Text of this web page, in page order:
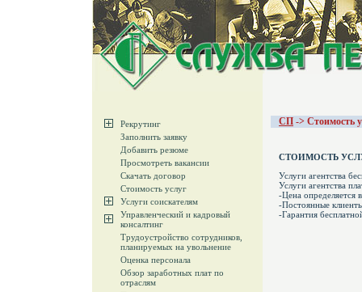
Рекрутинг
Заполнить заявку
Добавить резюме
Просмотреть вакансии
Скачать договор
Стоимость услуг
Услуги соискателям
Управленческий и кадровый
консалтинг
Трудоустройство сотрудников,
планируемых на увольнение
Оценка персонала
Обзор заработных плат по
отраслям
СП -> Стоимость
СТОИМОСТЬ
Услуги агентства
Услуги агентства
-Цена определяется
-Постоянные
-Гарантия